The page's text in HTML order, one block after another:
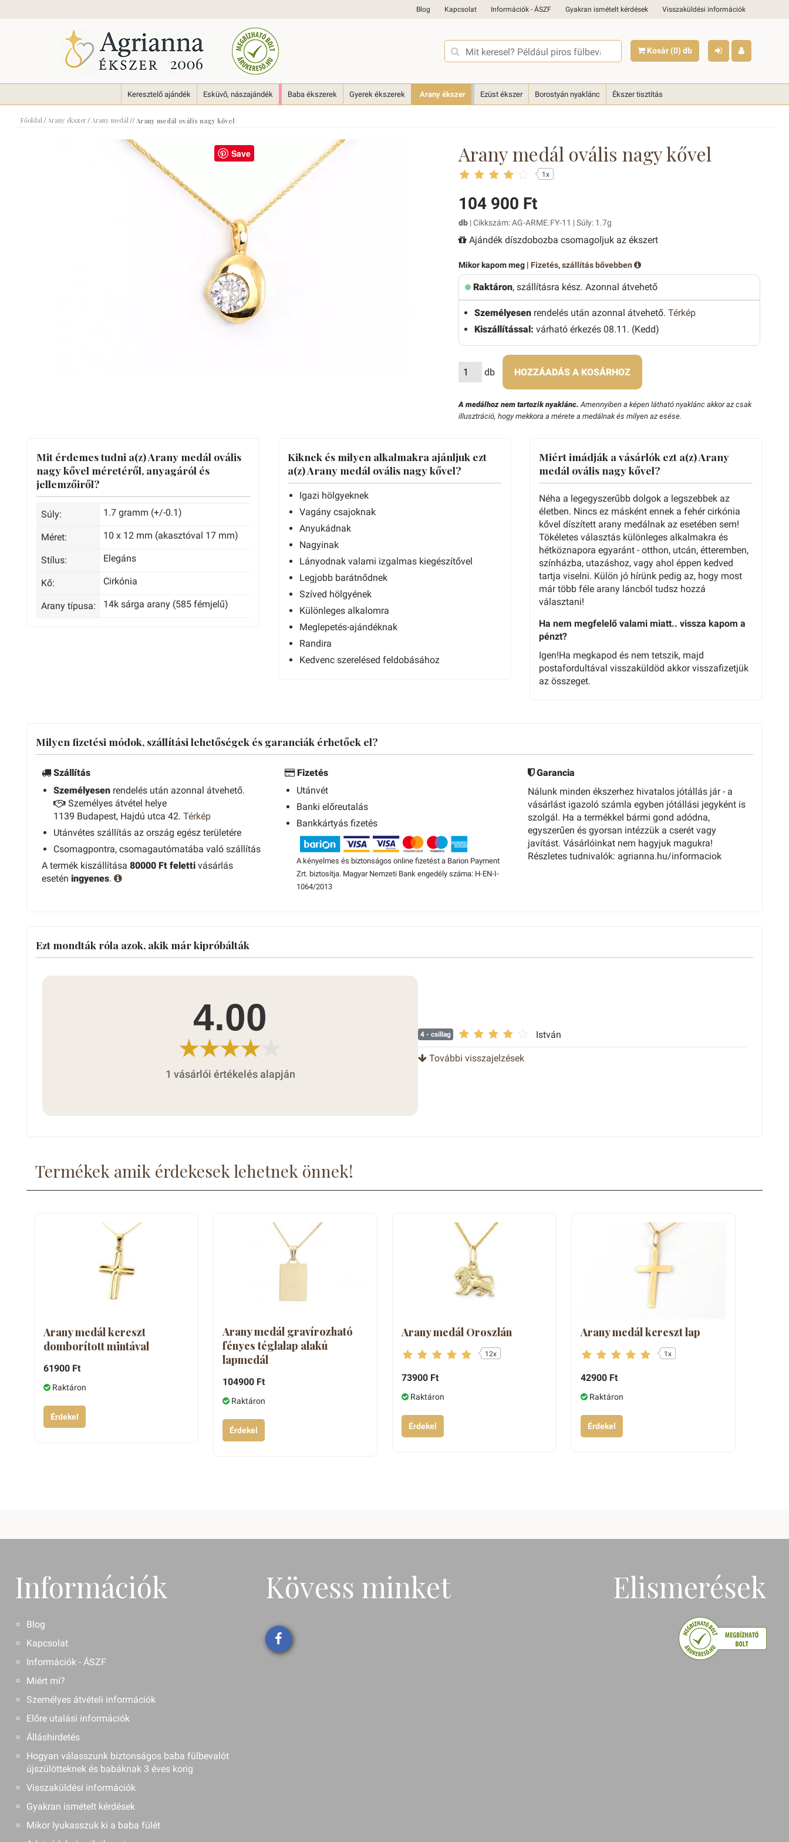
Blog Kapcsolat Információk - ÁSZF Gyakran ismételt kérdések Visszaküldési információk
Kosár (0) db
Keresztelő ajándék Esküvő, nászajándék Baba ékszerek Gyerek ékszerek Arany ékszer Ezüst ékszer Borostyán nyaklánc Ékszer tisztítás
Főoldal/Arany ékszer/Arany medál//Arany medál ovális nagy kővel
Save Arany medál ovális nagy kővel
1x
104 900 Ft
db| Cikkszám: AG-ARME.FY-11 | Súly: 1.7g
Ajándék díszdobozba csomagoljuk az ékszert
Mikor kapom meg | Fizetés, szállítás bővebben
Raktáron, szállításra kész. Azonnal átvehető
Személyesenrendelés után azonnal átvehető. Térkép
Kiszállítással: várható érkezés 08.11. (Kedd)
db HOZZÁADÁS A KOSÁRHOZ
A medálhoz nem tartozik nyaklánc. Amennyiben a képen látható nyaklánc akkor az csak
illusztráció, hogy mekkora a mérete a medálnak és milyen az esése.
Mit érdemes tudni a(z) Arany medál ovális
nagy kővel méretéről, anyagáról és
jellemzőiről?
Súly: 1.7 gramm (+/-0.1)
Méret: 10 x 12 mm (akasztóval 17 mm)
Stílus: Elegáns
Kő: Cirkónia
Arany típusa: 14k sárga arany (585 fémjelű)
Kiknek és milyen alkalmakra ajánljuk ezt
a(z) Arany medál ovális nagy kővel?
Igazi hölgyeknek
Vagány csajoknak
Anyukádnak
Nagyinak
Lányodnak valami izgalmas kiegészítővel
Legjobb barátnődnek
Szíved hölgyének
Különleges alkalomra
Meglepetés-ajándéknak
Randira
Kedvenc szerelésed feldobásához
Miért imádják a vásárlók ezt a(z) Arany
medál ovális nagy kővel?
Néha a legegyszerűbb dolgok a legszebbek az
életben. Nincs ez másként ennek a fehér cirkónia
kővel díszített arany medálnak az esetében sem!
Tökéletes választás különleges alkalmakra és
hétköznapora egyaránt - otthon, utcán, étteremben,
színházba, utazáshoz, vagy ahol éppen kedved
tartja viselni. Külön jó hírünk pedig az, hogy most
már több féle arany láncból tudsz hozzá
választani!
Ha nem megfelelő valami miatt.. vissza kapom a
pénzt?
Igen!Ha megkapod és nem tetszik, majd
postafordultával visszaküldöd akkor visszafizetjük
az összeget.
Milyen fizetési módok, szállítási lehetőségek és garanciák érhetőek el?
Szállítás
Személyesen rendelés után azonnal átvehető.
Személyes átvétel helye
1139 Budapest, Hajdú utca 42. Térkép
Utánvétes szállítás az ország egész területére
Csomagpontra, csomagautómatába való szállítás
A termék kiszállítása 80000 Ft feletti vásárlás
esetén ingyenes.
Fizetés
Utánvét
Banki előreutalás
Bankkártyás fizetés
A kényelmes és biztonságos online fizetést a Barion Payment
Zrt. biztosítja. Magyar Nemzeti Bank engedély száma: H-EN-I-
1064/2013
Garancia
Nálunk minden ékszerhez hivatalos jótállás jár - a
vásárlást igazoló számla egyben jótállási jegyként is
szolgál. Ha a termékkel bármi gond adódna,
egyszerűen és gyorsan intézzük a cserét vagy
javítást. Vásárlóinkat nem hagyjuk magukra!
Részletes tudnivalók: agrianna.hu/informaciok
Ezt mondták róla azok, akik már kipróbálták
4.00
1 vásárlói értékelés alapján
4 - csillag István
További visszajelzések
Termékek amik érdekesek lehetnek önnek!
Arany medál kereszt
domborított mintával
61900 Ft
Raktáron
Érdekel
Arany medál gravírozható
fényes téglalap alakú
lapmedál
104900 Ft
Raktáron
Érdekel
Arany medál Oroszlán
12x
73900 Ft
Raktáron
Érdekel
Arany medál kereszt lap
1x
42900 Ft
Raktáron
Érdekel
Információk
Blog
Kapcsolat
Információk - ÁSZF
Miért mi?
Személyes átvételi információk
Előre utalási információk
Álláshirdetés
Hogyan válasszunk biztonságos baba fülbevalót
újszülötteknek és babáknak 3 éves korig
Visszaküldési információk
Gyakran ismételt kérdések
Mikor lyukasszuk ki a baba fülét
Kövess minket Elismerések